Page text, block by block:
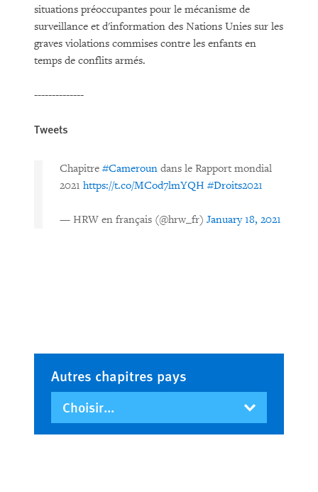
situations préoccupantes pour le mécanisme de
surveillance et d'information des Nations Unies sur les
graves violations commises contre les enfants en
temps de conflits armés.
--------------
Tweets
Chapitre #Cameroun dans le Rapport mondial
2021 https://t.co/MCod7lmYQH #Droits2021
— HRW en français (@hrw_fr) January 18, 2021
Autres chapitres pays